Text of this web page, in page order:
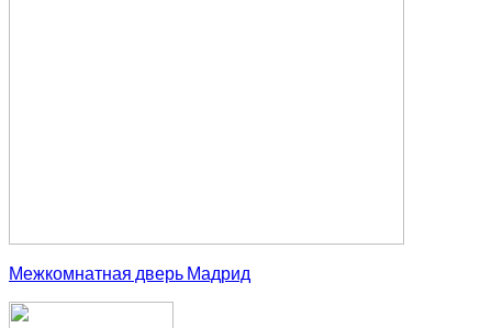
Межкомнатная дверь Мадрид